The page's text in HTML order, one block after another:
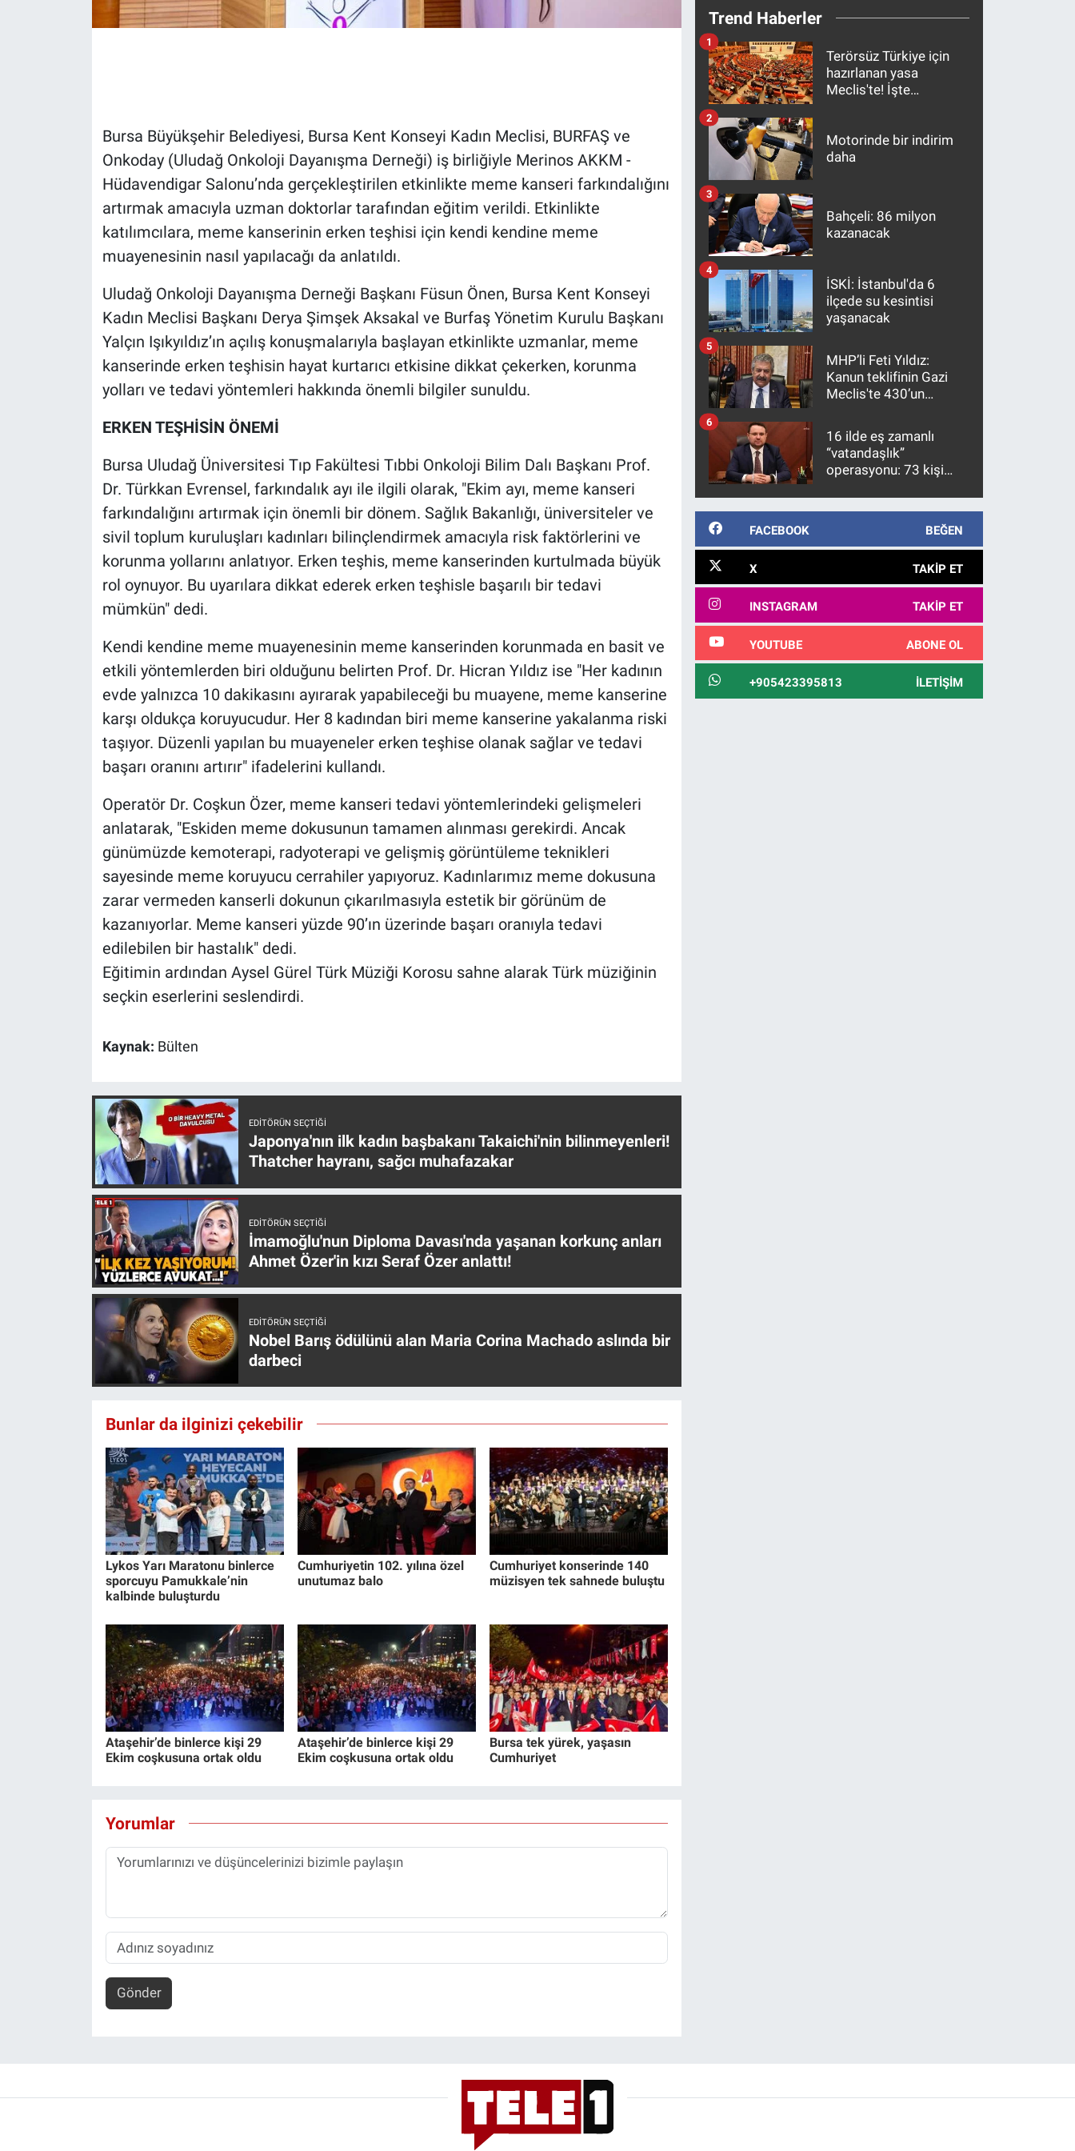
Bursa Büyükşehir Belediyesi, Bursa Kent Konseyi Kadın Meclisi, BURFAŞ ve
Onkoday (Uludağ Onkoloji Dayanışma Derneği) iş birliğiyle Merinos AKKM -
Hüdavendigar Salonu’nda gerçekleştirilen etkinlikte meme kanseri farkındalığını
artırmak amacıyla uzman doktorlar tarafından eğitim verildi. Etkinlikte
katılımcılara, meme kanserinin erken teşhisi için kendi kendine meme
muayenesinin nasıl yapılacağı da anlatıldı.
Uludağ Onkoloji Dayanışma Derneği Başkanı Füsun Önen, Bursa Kent Konseyi
Kadın Meclisi Başkanı Derya Şimşek Aksakal ve Burfaş Yönetim Kurulu Başkanı
Yalçın Işıkyıldız’ın açılış konuşmalarıyla başlayan etkinlikte uzmanlar, meme
kanserinde erken teşhisin hayat kurtarıcı etkisine dikkat çekerken, korunma
yolları ve tedavi yöntemleri hakkında önemli bilgiler sunuldu.
ERKEN TEŞHİSİN ÖNEMİ
Bursa Uludağ Üniversitesi Tıp Fakültesi Tıbbi Onkoloji Bilim Dalı Başkanı Prof.
Dr. Türkkan Evrensel, farkındalık ayı ile ilgili olarak, "Ekim ayı, meme kanseri
farkındalığını artırmak için önemli bir dönem. Sağlık Bakanlığı, üniversiteler ve
sivil toplum kuruluşları kadınları bilinçlendirmek amacıyla risk faktörlerini ve
korunma yollarını anlatıyor. Erken teşhis, meme kanserinden kurtulmada büyük
rol oynuyor. Bu uyarılara dikkat ederek erken teşhisle başarılı bir tedavi
mümkün" dedi.
Kendi kendine meme muayenesinin meme kanserinden korunmada en basit ve
etkili yöntemlerden biri olduğunu belirten Prof. Dr. Hicran Yıldız ise "Her kadının
evde yalnızca 10 dakikasını ayırarak yapabileceği bu muayene, meme kanserine
karşı oldukça koruyucudur. Her 8 kadından biri meme kanserine yakalanma riski
taşıyor. Düzenli yapılan bu muayeneler erken teşhise olanak sağlar ve tedavi
başarı oranını artırır" ifadelerini kullandı.
Operatör Dr. Coşkun Özer, meme kanseri tedavi yöntemlerindeki gelişmeleri
anlatarak, "Eskiden meme dokusunun tamamen alınması gerekirdi. Ancak
günümüzde kemoterapi, radyoterapi ve gelişmiş görüntüleme teknikleri
sayesinde meme koruyucu cerrahiler yapıyoruz. Kadınlarımız meme dokusuna
zarar vermeden kanserli dokunun çıkarılmasıyla estetik bir görünüm de
kazanıyorlar. Meme kanseri yüzde 90’ın üzerinde başarı oranıyla tedavi
edilebilen bir hastalık" dedi.
Eğitimin ardından Aysel Gürel Türk Müziği Korosu sahne alarak Türk müziğinin
seçkin eserlerini seslendirdi.
Kaynak: Bülten
EDITÖRÜN SEÇTIĞI
Japonya'nın ilk kadın başbakanı Takaichi'nin bilinmeyenleri!
Thatcher hayranı, sağcı muhafazakar
EDITÖRÜN SEÇTIĞI
İmamoğlu'nun Diploma Davası'nda yaşanan korkunç anları
Ahmet Özer'in kızı Seraf Özer anlattı!
EDITÖRÜN SEÇTIĞI
Nobel Barış ödülünü alan Maria Corina Machado aslında bir
darbeci
Bunlar da ilginizi çekebilir
Lykos Yarı Maratonu binlerce
sporcuyu Pamukkale’nin
kalbinde buluşturdu
Cumhuriyetin 102. yılına özel
unutumaz balo
Cumhuriyet konserinde 140
müzisyen tek sahnede buluştu
Ataşehir’de binlerce kişi 29
Ekim coşkusuna ortak oldu
Ataşehir’de binlerce kişi 29
Ekim coşkusuna ortak oldu
Bursa tek yürek, yaşasın
Cumhuriyet
Yorumlar
Gönder
Trend Haberler
Terörsüz Türkiye için
hazırlanan yasa
Meclis'te! İşte
1
Motorinde bir indirim
daha
2
Bahçeli: 86 milyon
kazanacak
3
İSKİ: İstanbul'da 6
ilçede su kesintisi
yaşanacak
4
MHP’li Feti Yıldız:
Kanun teklifinin Gazi
Meclis'te 430’un
kanunlaşacağı
görülmektedir
5
16 ilde eş zamanlı
“vatandaşlık”
operasyonu: 73 kişi
6
FACEBOOK BEĞEN
X TAKIP ET
INSTAGRAM TAKIP ET
YOUTUBE ABONE OL
+905423395813 İLETIŞIM
Koronavirüs
Ne demişti
Teknoloji
Türkiye'nin Geleceği
Türkiye'nin Gündemi
Yerel Gündem
Canlı Yayın